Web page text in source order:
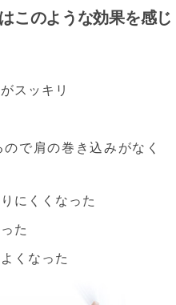
このような効果を感じ
スッキリ
で肩の巻き込みがなく
にくくなった
た
くなった